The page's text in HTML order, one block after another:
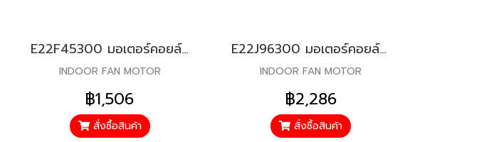
E22F45300 มอเตอร์คอยล์เย็น สำหรับแอร์มิตซู รุ่น MS-SGE,SGF,SGD09-13
INDOOR FAN MOTOR
฿1,506
สั่งซื้อสินค้า
E22J96300 มอเตอร์คอยล์เย็น สำหรับแอร์มิตซู รุ่น MS-SGF,GJ,SGH18,24
INDOOR FAN MOTOR
฿2,286
สั่งซื้อสินค้า